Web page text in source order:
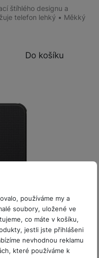
používáme my a
soubory, uložené ve
co máte v košíku,
jestli jste přihlášeni
nevhodnou reklamu
které používáme k
štíhlého designu a
telefon lehký • Měkký
Do košíku
Poslední kusy